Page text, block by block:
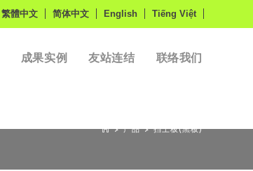
繁體中文 简体中文 English Tiếng Việt
成果实例 友站连结 联络我们
> 产品 > 挡土板(黑板)